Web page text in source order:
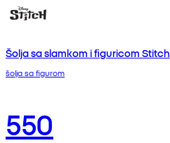
Šolja sa slamkom i figuricom Stitch
šolja sa figurom
550